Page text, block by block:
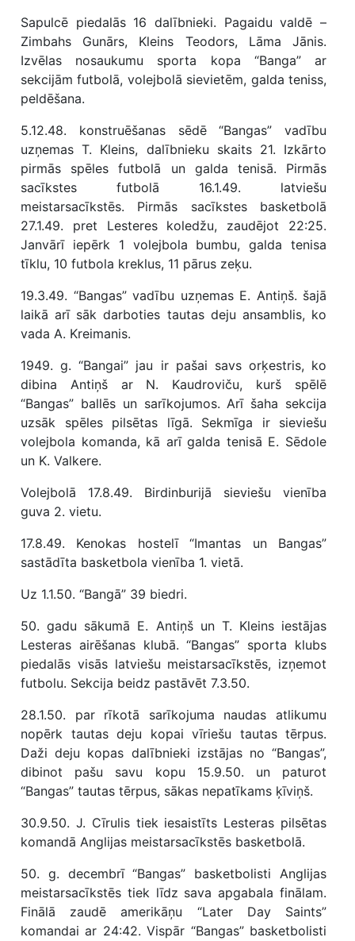
Sapulcē piedalās 16 dalībnieki. Pagaidu valdē –
Zimbahs Gunārs, Kleins Teodors, Lāma Jānis.
Izvēlas nosaukumu sporta kopa “Banga” ar
sekcijām futbolā, volejbolā sievietēm, galda teniss,
peldēšana.
5.12.48. konstruēšanas sēdē “Bangas” vadību
uzņemas T. Kleins, dalībnieku skaits 21. Izkārto
pirmās spēles futbolā un galda tenisā. Pirmās
sacīkstes futbolā 16.1.49. latviešu
meistarsacīkstēs. Pirmās sacīkstes basketbolā
27.1.49. pret Lesteres koledžu, zaudējot 22:25.
Janvārī iepērk 1 volejbola bumbu, galda tenisa
tīklu, 10 futbola kreklus, 11 pārus zeķu.
19.3.49. “Bangas” vadību uzņemas E. Antiņš. šajā
laikā arī sāk darboties tautas deju ansamblis, ko
vada A. Kreimanis.
1949. g. “Bangai” jau ir pašai savs orķestris, ko
dibina Antiņš ar N. Kaudroviču, kurš spēlē
“Bangas” ballēs un sarīkojumos. Arī šaha sekcija
uzsāk spēles pilsētas līgā. Sekmīga ir sieviešu
volejbola komanda, kā arī galda tenisā E. Sēdole
un K. Valkere.
Volejbolā 17.8.49. Birdinburijā sieviešu vienība
guva 2. vietu.
17.8.49. Kenokas hostelī “Imantas un Bangas”
sastādīta basketbola vienība 1. vietā.
Uz 1.1.50. “Bangā” 39 biedri.
50. gadu sākumā E. Antiņš un T. Kleins iestājas
Lesteras airēšanas klubā. “Bangas” sporta klubs
piedalās visās latviešu meistarsacīkstēs, izņemot
futbolu. Sekcija beidz pastāvēt 7.3.50.
28.1.50. par rīkotā sarīkojuma naudas atlikumu
nopērk tautas deju kopai vīriešu tautas tērpus.
Daži deju kopas dalībnieki izstājas no “Bangas”,
dibinot pašu savu kopu 15.9.50. un paturot
“Bangas” tautas tērpus, sākas nepatīkams ķīviņš.
30.9.50. J. Cīrulis tiek iesaistīts Lesteras pilsētas
komandā Anglijas meistarsacīkstēs basketbolā.
50. g. decembrī “Bangas” basketbolisti Anglijas
meistarsacīkstēs tiek līdz sava apgabala finālam.
Finālā zaudē amerikāņu “Later Day Saints”
komandai ar 24:42. Vispār “Bangas” basketbolisti